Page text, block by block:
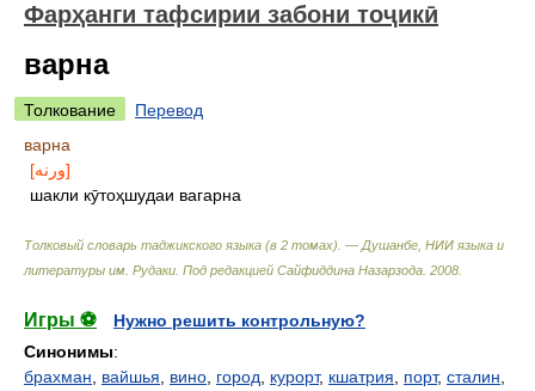
Фарҳанги тафсирии забони тоҷикӣ
варна
Толкование
Перевод
варна
[ورنه]
шакли кӯтоҳшудаи вагарна
Толковый словарь таджикского языка (в 2 томах). — Душанбе, НИИ языка и
литературы им. Рудаки Под редакцией Сайфиддина Назарзода 2008
Игры ⚽
Нужно решить контрольную?
Синонимы:
брахман
вайшья вино город курорт, кшатрия порт, сталин